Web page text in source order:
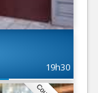
19h30